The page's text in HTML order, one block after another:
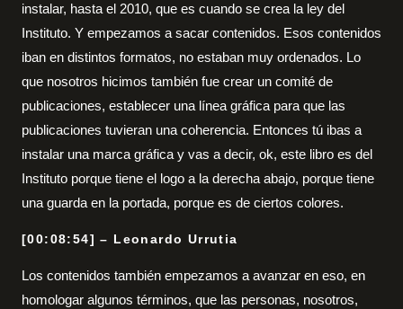
instalar, hasta el 2010, que es cuando se crea la ley del
Instituto. Y empezamos a sacar contenidos. Esos contenidos
iban en distintos formatos, no estaban muy ordenados. Lo
que nosotros hicimos también fue crear un comité de
publicaciones, establecer una línea gráfica para que las
publicaciones tuvieran una coherencia. Entonces tú ibas a
instalar una marca gráfica y vas a decir, ok, este libro es del
Instituto porque tiene el logo a la derecha abajo, porque tiene
una guarda en la portada, porque es de ciertos colores.
[00:08:54] – Leonardo Urrutia
Los contenidos también empezamos a avanzar en eso, en
homologar algunos términos, que las personas, nosotros,